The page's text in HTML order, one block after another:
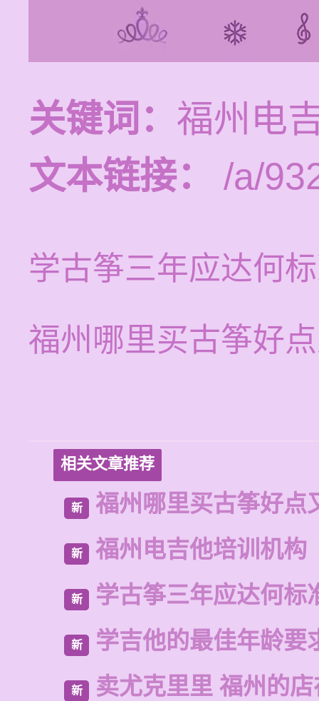
关键词： 福州电
文本链接：
/a/
学古筝三年应达何
福州哪里买古筝好
相关文章推荐
新 福州哪里买古筝好点
新 福州电吉他培训机构
新 学古筝三年应达何标
新 学吉他的最佳年龄要
新 卖尤克里里 福州的